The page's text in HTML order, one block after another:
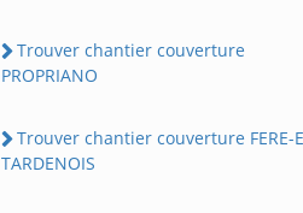
Trouver chantier couverture
PROPRIANO
Trouver chantier couverture FERE-
TARDENOIS